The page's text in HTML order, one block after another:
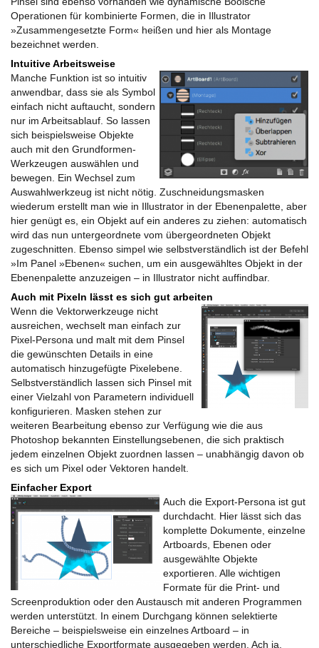
Operationen für kombinierte Formen, die in Illustrator
»Zusammengesetzte Form« heißen und hier als Montage
bezeichnet werden.
Intuitive Arbeitsweise
Manche Funktion ist so intuitiv
anwendbar, dass sie als Symbol
einfach nicht auftaucht, sondern
nur im Arbeitsablauf. So lassen
sich beispielsweise Objekte
auch mit den Grundformen-
Werkzeugen auswählen und
bewegen. Ein Wechsel zum
Auswahlwerkzeug ist nicht nötig. Zuschneidungsmasken
wiederum erstellt man wie in Illustrator in der Ebenenpalette, aber
hier genügt es, ein Objekt auf ein anderes zu ziehen: automatisch
wird das nun untergeordnete vom übergeordneten Objekt
zugeschnitten. Ebenso simpel wie selbstverständlich ist der Befehl
»Im Panel »Ebenen« suchen, um ein ausgewähltes Objekt in der
Ebenenpalette anzuzeigen – in Illustrator nicht auffindbar.
Auch mit Pixeln lässt es sich gut arbeiten
Wenn die Vektorwerkzeuge nicht
ausreichen, wechselt man einfach zur
Pixel-Persona und malt mit dem Pinsel
die gewünschten Details in eine
automatisch hinzugefügte Pixelebene.
Selbstverständlich lassen sich Pinsel mit
einer Vielzahl von Parametern individuell
konfigurieren. Masken stehen zur
weiteren Bearbeitung ebenso zur Verfügung wie die aus
Photoshop bekannten Einstellungsebenen, die sich praktisch
jedem einzelnen Objekt zuordnen lassen – unabhängig davon ob
es sich um Pixel oder Vektoren handelt.
Einfacher Export
Auch die Export-Persona ist gut
durchdacht. Hier lässt sich das
komplette Dokumente, einzelne
Artboards, Ebenen oder
ausgewählte Objekte
exportieren. Alle wichtigen
Formate für die Print- und
Screenproduktion oder den Austausch mit anderen Programmen
werden unterstützt. In einem Durchgang können selektierte
Bereiche – beispielsweise ein einzelnes Artboard – in
unterschiedliche Exportformate ausgegeben werden. Ach ja,